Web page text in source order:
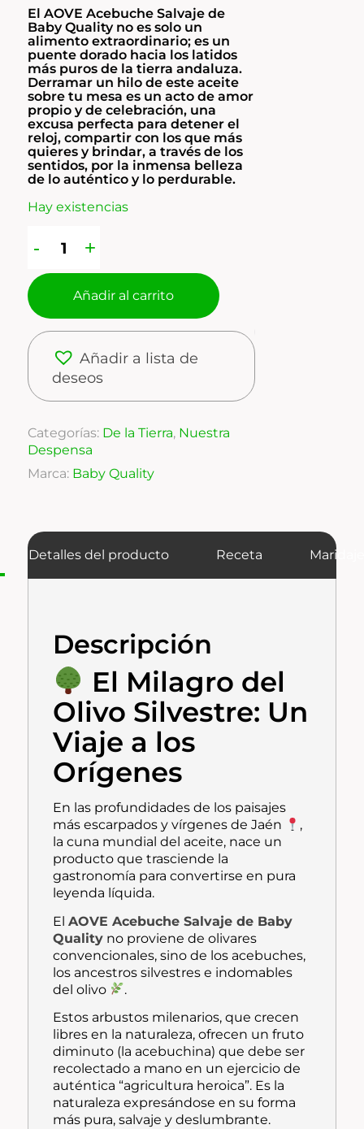
El AOVE Acebuche Salvaje de
Baby Quality no es solo un
alimento extraordinario; es un
puente dorado hacia los latidos
más puros de la tierra andaluza.
Derramar un hilo de este aceite
sobre tu mesa es un acto de amor
propio y de celebración, una
excusa perfecta para detener el
reloj, compartir con los que más
quieres y brindar, a través de los
sentidos, por la inmensa belleza
de lo auténtico y lo perdurable.
Hay existencias
Añadir al carrito
Añadir a lista de
deseos
Categorías: De la Tierra, Nuestra
Despensa
Marca: Baby Quality
Detalles del producto Receta
Descripción
El Milagro del
Olivo Silvestre: Un
Viaje a los
Orígenes
En las profundidades de los paisajes
más escarpados y vírgenes de Jaén
,
la cuna mundial del aceite, nace un
producto que trasciende la
gastronomía para convertirse en pura
leyenda líquida.
ElAOVE Acebuche Salvaje de Baby
Quality no proviene de olivares
convencionales, sino de los acebuches,
los ancestros silvestres e indomables
del olivo
.
Estos arbustos milenarios, que crecen
libres en la naturaleza, ofrecen un fruto
diminuto (la acebuchina) que debe ser
recolectado a mano en un ejercicio de
auténtica “agricultura heroica”. Es la
naturaleza expresándose en su forma
más pura, salvaje y deslumbrante.